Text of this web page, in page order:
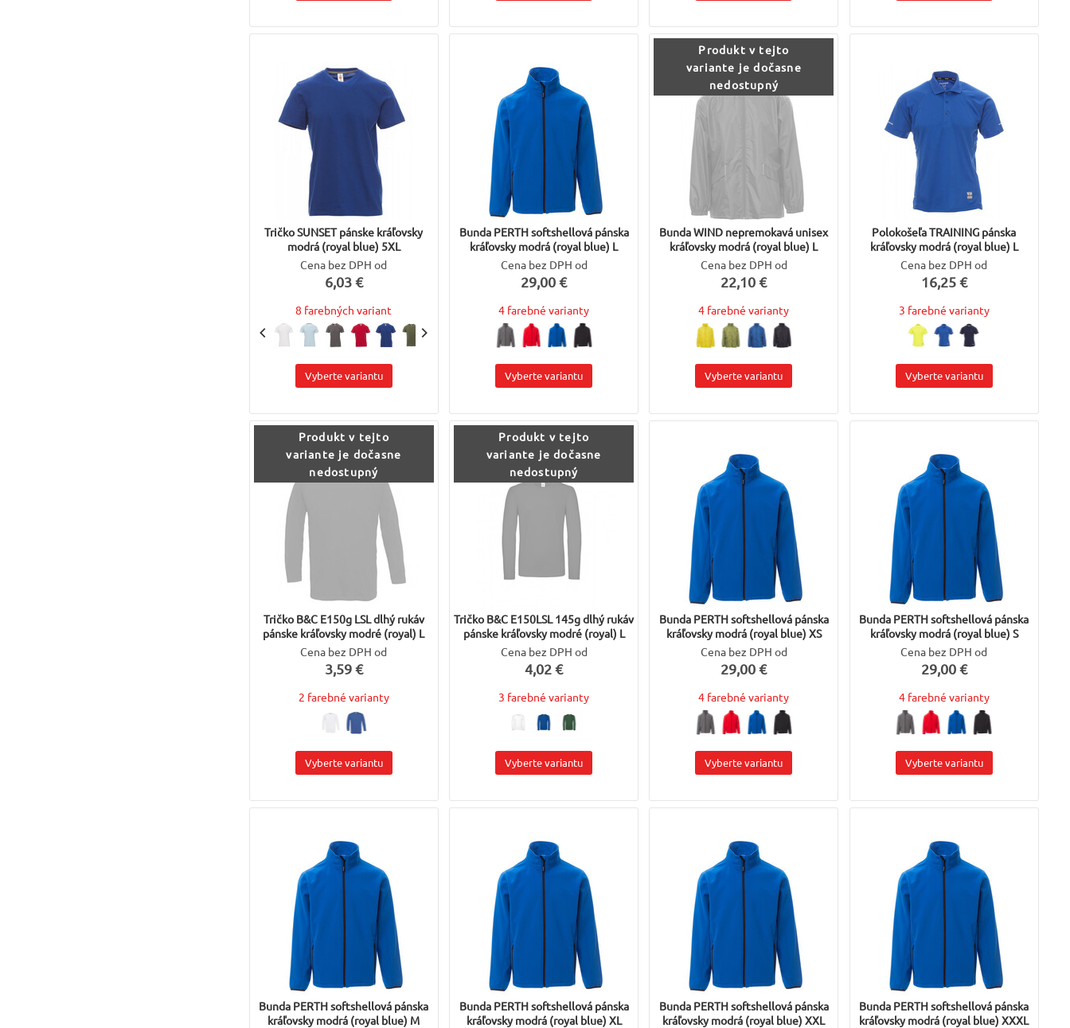
Tričko SUNSET pánske kráľovsky
modrá (royal blue) 5XL
Cena bez DPH od
6,03 €
8 farebných variant
Vyberte variantu
Bunda PERTH softshellová pánska
kráľovsky modrá (royal blue) L
Cena bez DPH od
29,00 €
4 farebné varianty
Vyberte variantu
Produkt v tejto
variante je dočasne
nedostupný
Bunda WIND nepremokavá unisex
kráľovsky modrá (royal blue) L
Cena bez DPH od
22,10 €
4 farebné varianty
Vyberte variantu
Polokošeľa TRAINING pánska
kráľovsky modrá (royal blue) L
Cena bez DPH od
16,25 €
3 farebné varianty
Vyberte variantu
Produkt v tejto
variante je dočasne
nedostupný
Tričko B&C E150g LSL dlhý rukáv
pánske kráľovsky modré (royal) L
Cena bez DPH od
3,59 €
2 farebné varianty
Vyberte variantu
Produkt v tejto
variante je dočasne
nedostupný
Tričko B&C E150LSL 145g dlhý rukáv
pánske kráľovsky modré (royal) L
Cena bez DPH od
4,02 €
3 farebné varianty
Vyberte variantu
Bunda PERTH softshellová pánska
kráľovsky modrá (royal blue) XS
Cena bez DPH od
29,00 €
4 farebné varianty
Vyberte variantu
Bunda PERTH softshellová pánska
kráľovsky modrá (royal blue) S
Cena bez DPH od
29,00 €
4 farebné varianty
Vyberte variantu
Bunda PERTH softshellová pánska
kráľovsky modrá (royal blue) M
Bunda PERTH softshellová pánska
kráľovsky modrá (royal blue) XL
Bunda PERTH softshellová pánska
kráľovsky modrá (royal blue) XXL
Bunda PERTH softshellová pánska
kráľovsky modrá (royal blue) XXXL